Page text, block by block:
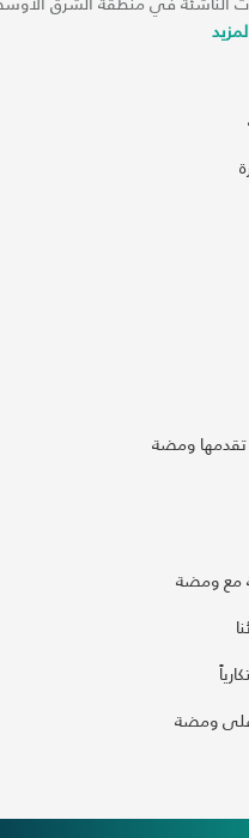
تقدمها ومضة
ومضة
ومضة